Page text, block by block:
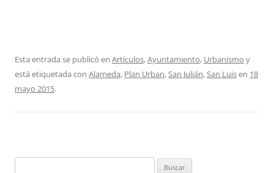
Esta entrada se publicó en Artículos,Ayuntamiento, Urbanismo y
está etiquetada con Alameda, Plan Urban,San Julián,San Luisen 18
mayo 2015.